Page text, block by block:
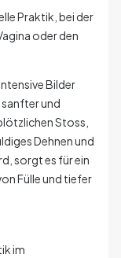
Praktik, bei der
oder den
Bilder
und
Stoss,
Dehnen und
sorgt es für ein
Fülle und tiefer
im